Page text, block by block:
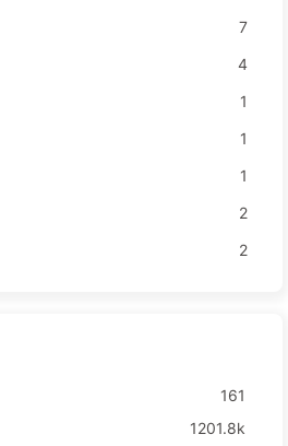
7
4
1
1
1
2
2
161
1201.8k